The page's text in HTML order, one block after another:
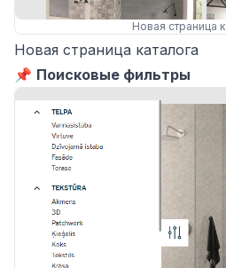
Новая страница
Новая страница каталога
📌 Поисковые фильтры